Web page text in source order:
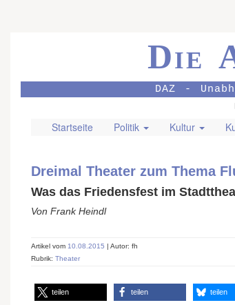
Die
DAZ -
Startseite Politik Kultur
Dreimal Theater zum Thema
Was das Friedensfest im
Von Frank Heindl
Artikel vom 10.08.2015 | Autor: fh
Rubrik: Theater
teilen teilen teilen